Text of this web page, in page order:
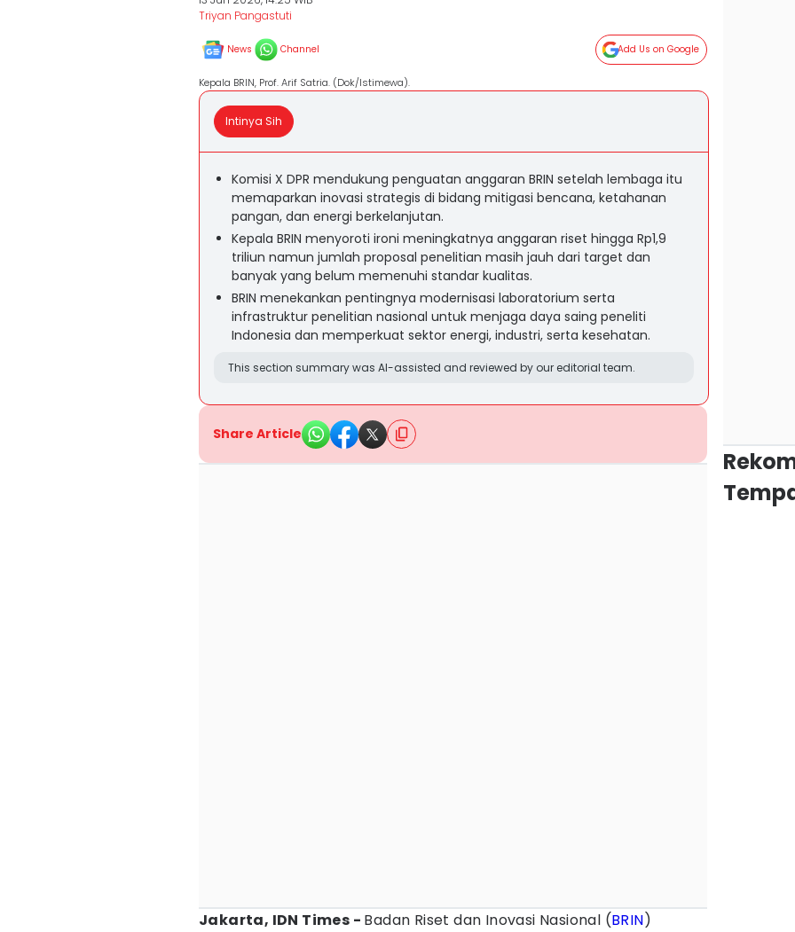
Triyan Pangastuti
News Channel Add Us on Google
Kepala BRIN, Prof. Arif Satria. (Dok/Istimewa).
Intinya Sih
Komisi X DPR mendukung penguatan anggaran BRIN setelah lembaga itu
memaparkan inovasi strategis di bidang mitigasi bencana, ketahanan
pangan, dan energi berkelanjutan.
Kepala BRIN menyoroti ironi meningkatnya anggaran riset hingga Rp1,9
triliun namun jumlah proposal penelitian masih jauh dari target dan
banyak yang belum memenuhi standar kualitas.
BRIN menekankan pentingnya modernisasi laboratorium serta
infrastruktur penelitian nasional untuk menjaga daya saing peneliti
Indonesia dan memperkuat sektor energi, industri, serta kesehatan.
This section summary was AI-assisted and reviewed by our editorial team.
Share Article
Jakarta, IDN Times - Badan Riset dan Inovasi Nasional (BRIN)